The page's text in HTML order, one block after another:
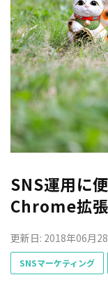
SNS運用に
Chrome拡
更新日: 2018年06月
SNSマーケティング